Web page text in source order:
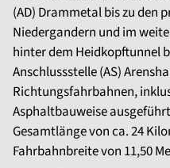
(AD) Drammetal bis zu den
Niedergandern und im
hinter dem Heidkopftunnel
Anschlussstelle (AS)
Richtungsfahrbahnen,
Asphaltbauweise
Gesamtlänge von ca. 24
Fahrbahnbreite von 11,50